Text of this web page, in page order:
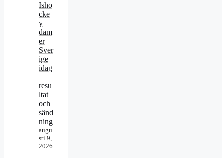
Isho
cke
y
dam
er
Sver
ige
idag
–
resu
ltat
och
sänd
ning
augu
sti 9,
2026